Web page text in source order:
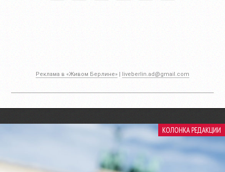
Реклама в «Живом Берлине» | liveberlin.ad@gmail.com
КОЛОНКА РЕДАКЦИИ